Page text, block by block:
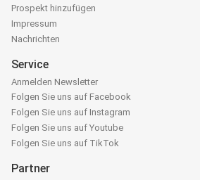
Prospekt hinzufügen
Impressum
Nachrichten
Service
Anmelden Newsletter
Folgen Sie uns auf Facebook
Folgen Sie uns auf Instagram
Folgen Sie uns auf Youtube
Folgen Sie uns auf TikTok
Partner